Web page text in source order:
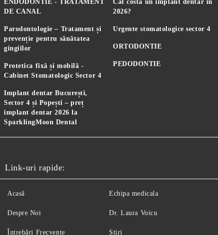
ENDODONTIE - TRATAMENT
DE CANAL
Parodontologie – Tratament și
prevenție pentru sănătatea
gingiilor
Protetica fixă și mobilă -
Cabinet Stomatologic Sector 4
Implant dentar București,
Sector 4 și Popești – preț
implant dentar 2026 la
SparklingMoon Dental
Cat costa un implant dentar in
2026?
Urgente stomatologice sector 4
ORTODONTIE
PEDODONTIE
Link-uri rapide:
Acasă
Despre Noi
Întrebări Frecvente
Echipa medicala
Dr. Laura Voicu
Stiri